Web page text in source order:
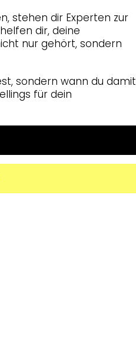
stehen dir Experten zur
dir, deine
nur gehört, sondern
sondern wann du damit
für dein